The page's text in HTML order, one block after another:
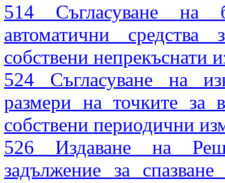
514 Съгласуване на
автоматични средства
собствени непрекъснати
524 Съгласуване на
размери на точките за
собствени периодични
526 Издаване на
задължение за